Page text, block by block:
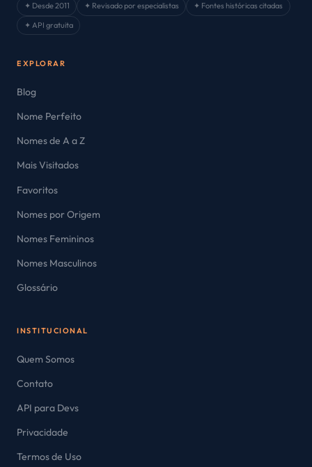
✦ Desde 2011 ✦ Revisado por especialistas
✦ Fontes históricas citadas
✦ API gratuita
EXPLORAR
Blog
Nome Perfeito
Nomes de A a Z
Mais Visitados
Favoritos
Nomes por Origem
Nomes Femininos
Nomes Masculinos
Glossário
INSTITUCIONAL
Quem Somos
Contato
API para Devs
Privacidade
Termos de Uso